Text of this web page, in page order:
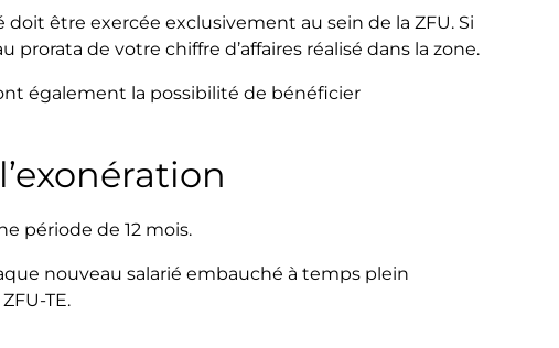
être exercée exclusivement au sein de la ZFU. Si
prorata de votre chiffre d’affaires réalisé dans la zone.
également la possibilité de bénéficier
période de 12 mois.
nouveau salarié embauché à temps plein
TE.